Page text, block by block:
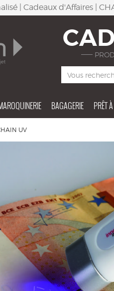
| Cadeaux d'Affaires |
BAGAGERIE PRÊT
UV